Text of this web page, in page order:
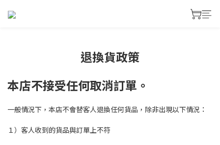
退換貨政策
本店不接受任何取消訂單。
一般情況下，本店不會替客人退換任何貨品，除非出現以下情況：
１）客人收到的貨品與訂單上不符